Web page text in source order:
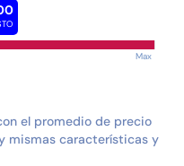
Max
el promedio de precio
mismas características y